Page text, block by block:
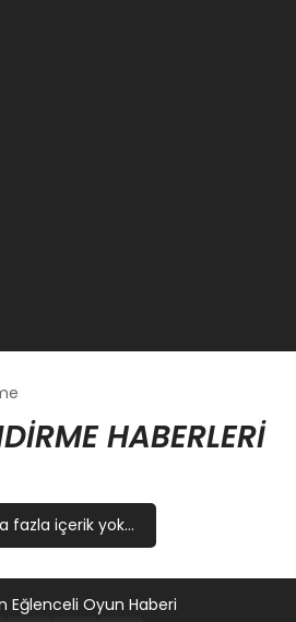
HABERLERI
fazla içerik yok...
Eğlenceli Oyun Haberi